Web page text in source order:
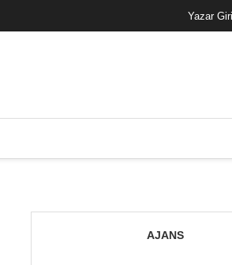
Yazar
AJANS